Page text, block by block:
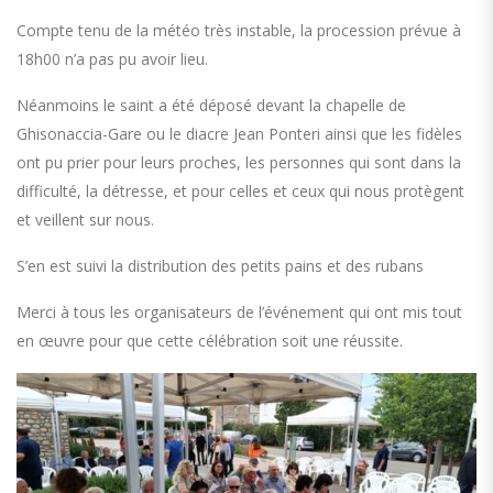
Compte tenu de la météo très instable, la procession prévue à
18h00 n’a pas pu avoir lieu.
Néanmoins le saint a été déposé devant la chapelle de
Ghisonaccia-Gare ou le diacre Jean Ponteri ainsi que les fidèles
ont pu prier pour leurs proches, les personnes qui sont dans la
difficulté, la détresse, et pour celles et ceux qui nous protègent
et veillent sur nous.
S’en est suivi la distribution des petits pains et des rubans
Merci à tous les organisateurs de l’événement qui ont mis tout
en œuvre pour que cette célébration soit une réussite.